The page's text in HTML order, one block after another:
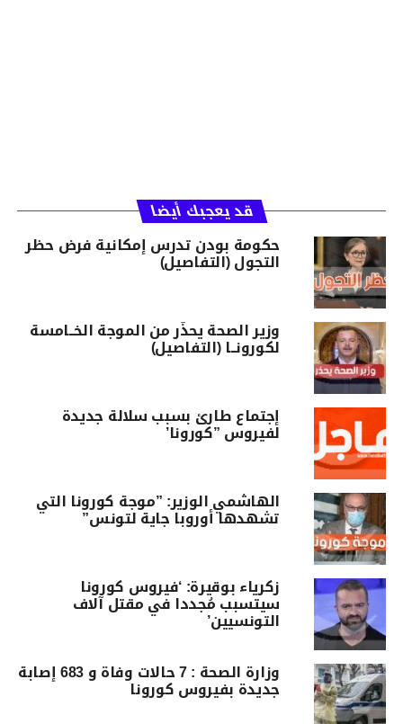
قد يعجبك أيضا
حكومة بودن تدرس إمكانية فرض حظر
التجول (التفاصيل)
وزير الصحة يحذّر من الموجة الخــامسة
لكورونــا (التفاصيل)
إجتماع طارئ بسبب سلالة جديدة
لفيروس ”كورونا’
الهاشمي الوزير: ”موجة كورونا التي
تشهدها أوروبا جاية لتونس”
زكرياء بوقيرة: ‘فيروس كورونا
سيتسبب مُجددا في مقتل آلاف
التونسيين’
وزارة الصحة : 7 حالات وفاة و 683 إصابة
جديدة بفيروس كورونا